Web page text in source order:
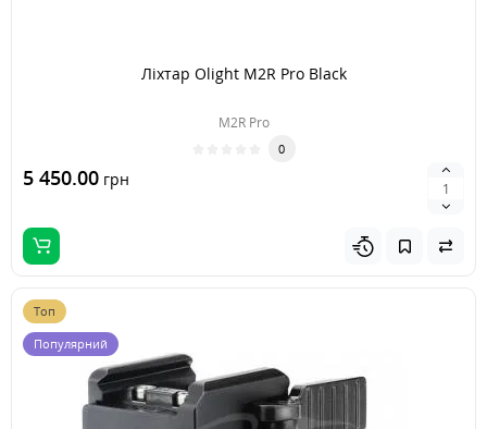
Ліхтар Olight M2R Pro Black
M2R Pro
0
5 450.00 грн
Топ
Популярний